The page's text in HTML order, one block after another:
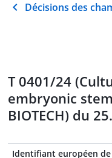
Décisions des
T 0401/24
embryonic stem
BIOTECH) du
Identifiant européen de